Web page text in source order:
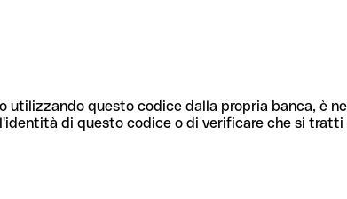
utilizzando questo codice dalla propria banca, è
di questo codice o di verificare che si